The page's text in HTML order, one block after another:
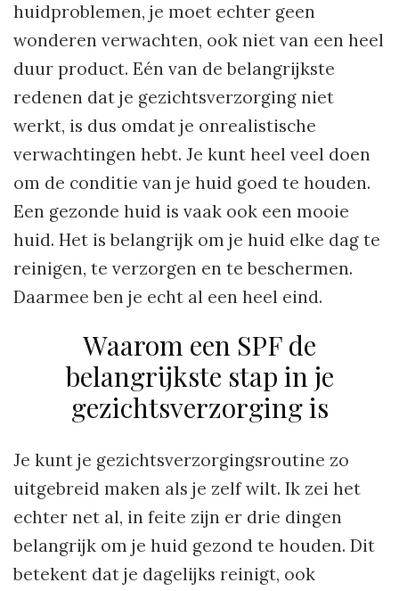
huidproblemen, je moet echter geen
wonderen verwachten, ook niet van een heel
duur product. Eén van de belangrijkste
redenen dat je gezichtsverzorging niet
werkt, is dus omdat je onrealistische
verwachtingen hebt. Je kunt heel veel doen
om de conditie van je huid goed te houden.
Een gezonde huid is vaak ook een mooie
huid. Het is belangrijk om je huid elke dag te
reinigen, te verzorgen en te beschermen.
Daarmee ben je echt al een heel eind.
Waarom een SPF de
belangrijkste stap in je
gezichtsverzorging is
Je kunt je gezichtsverzorgingsroutine zo
uitgebreid maken als je zelf wilt. Ik zei het
echter net al, in feite zijn er drie dingen
belangrijk om je huid gezond te houden. Dit
betekent dat je dagelijks reinigt, ook